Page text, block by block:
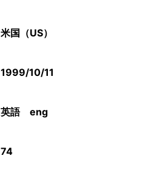
米国（US）
1999/10/11
英語 eng
74